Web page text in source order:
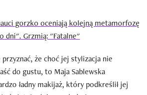
gorzko oceniają kolejną metamorfozę
dni". Grzmią: "Fatalne"
że choć jej stylizacja nie
do gustu, to Maja Sablewska
ładny makijaż, który podkreślił jej